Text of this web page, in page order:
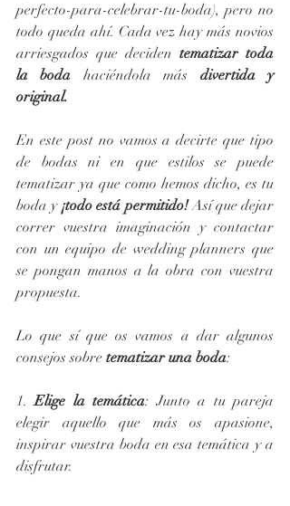
perfecto-para-celebrar-tu-boda), pero no
todo queda ahí. Cada vez hay más novios
arriesgados que deciden tematizar toda
la boda haciéndola más divertida y
original.
En este post no vamos a decirte que tipo
de bodas ni en que estilos se puede
tematizar ya que como hemos dicho, es tu
boda y ¡todo está permitido! Así que dejar
correr vuestra imaginación y contactar
con un equipo de wedding planners que
se pongan manos a la obra con vuestra
propuesta.
Lo que sí que os vamos a dar algunos
consejos sobre tematizar una boda:
1. Elige la temática: Junto a tu pareja
elegir aquello que más os apasione,
inspirar vuestra boda en esa temática y a
disfrutar.